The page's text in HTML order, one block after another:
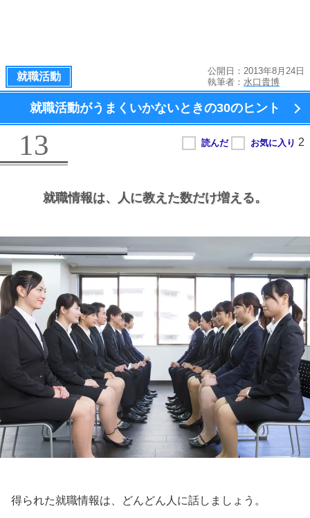
就職活動
公開日：2013年8月24日
執筆者： 水口貴博
就職活動がうまくいかないときの30のヒント
13
就職情報は、 人に教えた数だけ増える。
得られた就職情報は、どんどん人に話しましょう。